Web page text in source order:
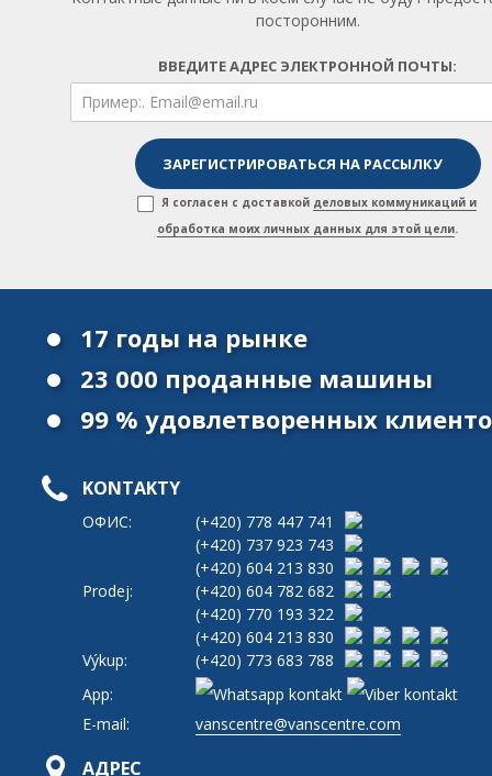
посторонним.
ВВЕДИТЕ АДРЕС ЭЛЕКТРОННОЙ ПОЧТЫ:
Я согласен с доставкой деловых коммуникаций и
обработка моих личных данных для этой цели.
17 годы на рынке
23 000 проданные машины
99 % удовлетворенных
KONTAKTY
ОФИС: (+420) 778 447 741
(+420) 737 923 743
(+420) 604 213 830
Prodej:
(+420) 604 782 682
(+420) 770 193 322
(+420) 604 213 830
Výkup:
(+420) 773 683 788
App:
E-mail:
vanscentre@vanscentre.com
АДРЕС